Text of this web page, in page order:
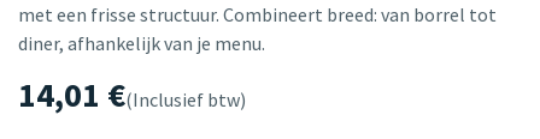
met een frisse structuur. Combineert breed: van borrel tot
diner, afhankelijk van je menu.
14,01 €(Inclusief btw)